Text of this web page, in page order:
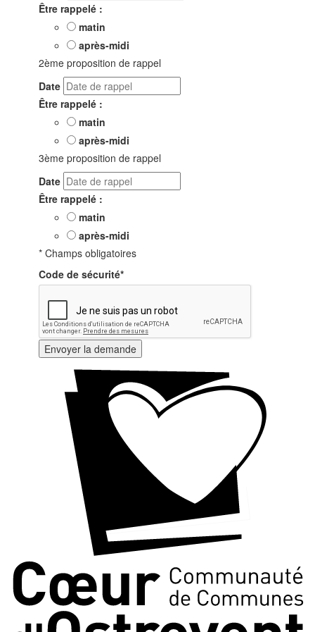
Être rappelé :
matin
après-midi
2ème proposition de rappel
Date
Être rappelé :
matin
après-midi
3ème proposition de rappel
Date
Être rappelé :
matin
après-midi
* Champs obligatoires
Code de sécurité*
Envoyer la demande